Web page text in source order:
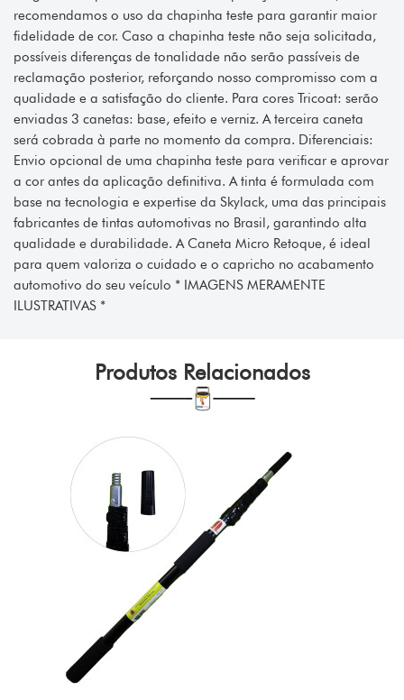
recomendamos o uso da chapinha teste para garantir maior
fidelidade de cor. Caso a chapinha teste não seja solicitada,
possíveis diferenças de tonalidade não serão passíveis de
reclamação posterior, reforçando nosso compromisso com a
qualidade e a satisfação do cliente. Para cores Tricoat: serão
enviadas 3 canetas: base, efeito e verniz. A terceira caneta
será cobrada à parte no momento da compra. Diferenciais:
Envio opcional de uma chapinha teste para verificar e aprovar
a cor antes da aplicação definitiva. A tinta é formulada com
base na tecnologia e expertise da Skylack, uma das principais
fabricantes de tintas automotivas no Brasil, garantindo alta
qualidade e durabilidade. A Caneta Micro Retoque, é ideal
para quem valoriza o cuidado e o capricho no acabamento
automotivo do seu veículo * IMAGENS MERAMENTE
ILUSTRATIVAS *
Produtos Relacionados